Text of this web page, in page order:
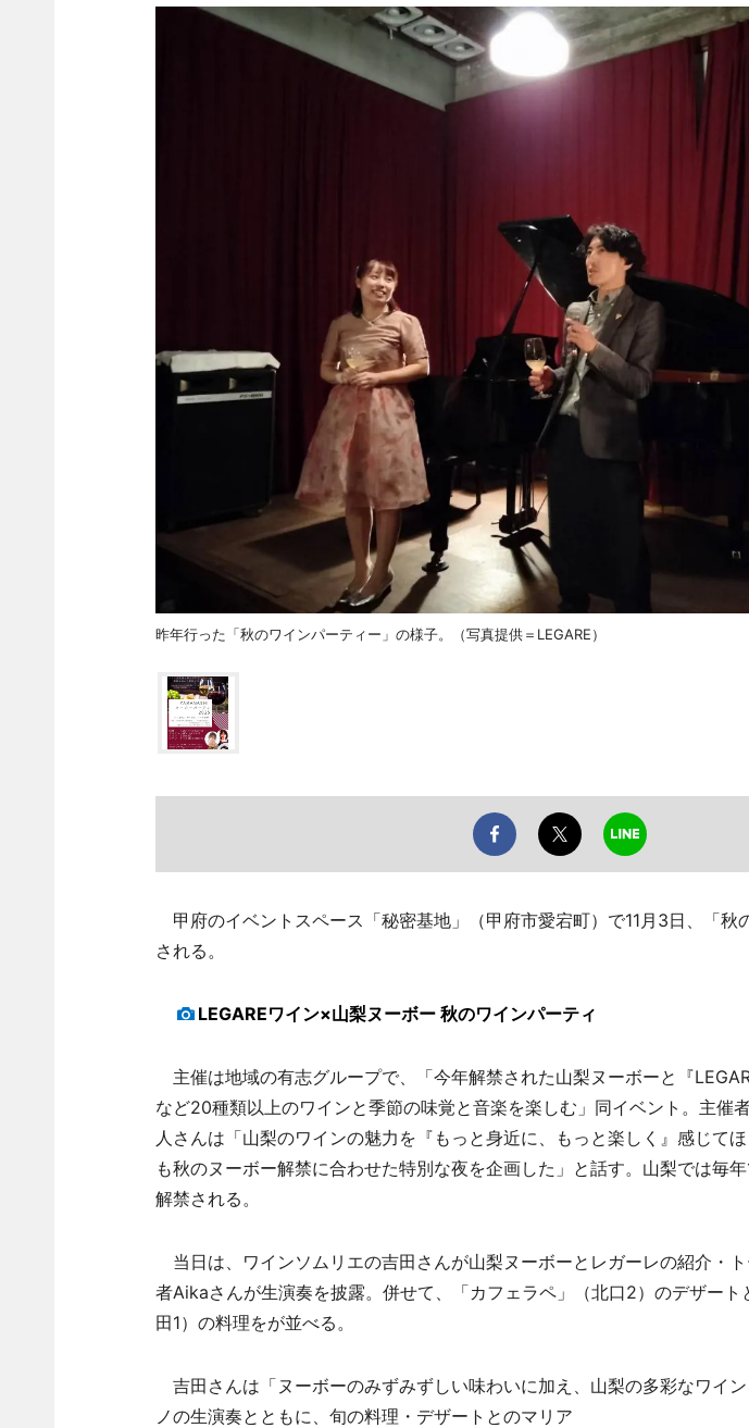
昨年行った「秋のワインパーティー」の様子。（写真提供＝LEGARE）
甲府のイベントスペース「秘密基地」（甲府市愛宕町）で11月3日、「秋
される。
LEGAREワイン×山梨ヌーボー 秋のワインパーティ
主催は地域の有志グループで、「今年解禁された山梨ヌーボーと『
など20種類以上のワインと季節の味覚と音楽を楽しむ」同イベント。主催
人さんは「山梨のワインの魅力を『もっと身近に、もっと楽しく』感じて
も秋のヌーボー解禁に合わせた特別な夜を企画した」と話す。山梨では毎
解禁される。
当日は、ワインソムリエの吉田さんが山梨ヌーボーとレガーレの紹介・
者Aikaさんが生演奏を披露。併せて、「カフェラペ」（北口2）のデザー
田1）の料理をが並べる。
吉田さんは「ヌーボーのみずみずしい味わいに加え、山梨の多彩なワイ
ノの生演奏とともに、旬の料理・デザートとのマリア